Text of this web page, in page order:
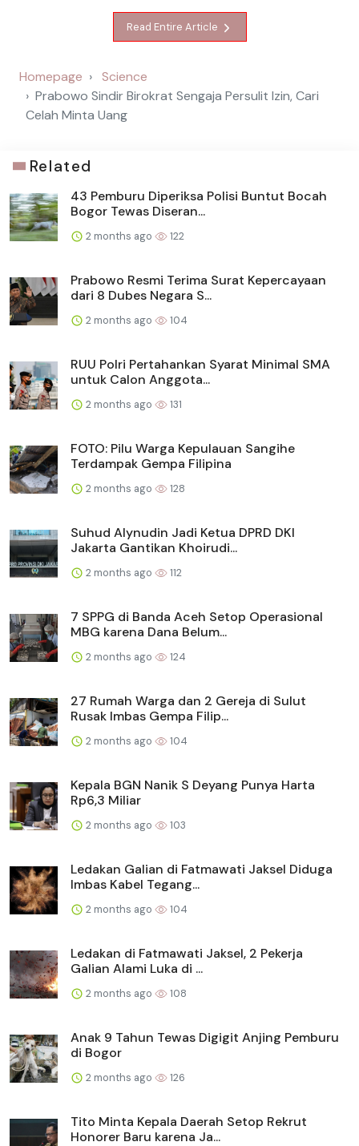
Read Entire Article
Homepage
Science
Prabowo Sindir Birokrat Sengaja Persulit Izin, Cari
Celah Minta Uang
Related
43 Pemburu Diperiksa Polisi Buntut Bocah
Bogor Tewas Diseran...
2 months ago 122
Prabowo Resmi Terima Surat Kepercayaan
dari 8 Dubes Negara S...
2 months ago 104
RUU Polri Pertahankan Syarat Minimal SMA
untuk Calon Anggota...
2 months ago 131
FOTO: Pilu Warga Kepulauan Sangihe
Terdampak Gempa Filipina
2 months ago 128
Suhud Alynudin Jadi Ketua DPRD DKI
Jakarta Gantikan Khoirudi...
2 months ago 112
7 SPPG di Banda Aceh Setop Operasional
MBG karena Dana Belum...
2 months ago 124
27 Rumah Warga dan 2 Gereja di Sulut
Rusak Imbas Gempa Filip...
2 months ago 104
Kepala BGN Nanik S Deyang Punya Harta
Rp6,3 Miliar
2 months ago 103
Ledakan Galian di Fatmawati Jaksel Diduga
Imbas Kabel Tegang...
2 months ago 104
Ledakan di Fatmawati Jaksel, 2 Pekerja
Galian Alami Luka di ...
2 months ago 108
Anak 9 Tahun Tewas Digigit Anjing Pemburu
di Bogor
2 months ago 126
Tito Minta Kepala Daerah Setop Rekrut
Honorer Baru karena Ja...